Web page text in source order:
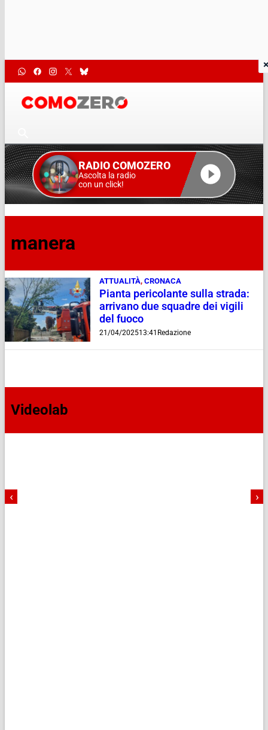
RADIO COMOZERO
Ascolta la radio
con un click!
manera
ATTUALITÀ, CRONACA
Pianta pericolante sulla strada:
arrivano due squadre dei vigili
del fuoco
21/04/202513:41 Redazione
Videolab
‹ ›